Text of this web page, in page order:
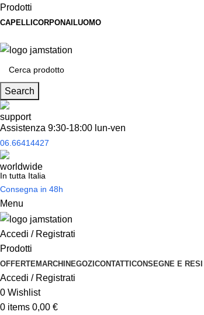
Prodotti
CAPELLI CORPONAILUOMO
Search
Assistenza 9:30-18:00 lun-ven
06.66414427
In tutta Italia
Consegna in 48h
Menu
Accedi / Registrati
Prodotti
OFFERTEMARCHINEGOZICONTATTICONSEGNE E RESI
Accedi / Registrati
0 Wishlist
0 items 0,00 €